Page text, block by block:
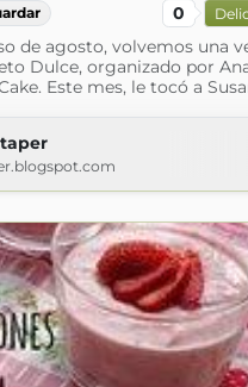
0
de agosto, volvemos una
Dulce, organizado por
Este mes, le tocó a